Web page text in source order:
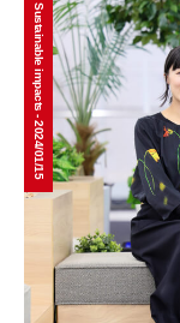
Sustainable impacts - 2024/01/15